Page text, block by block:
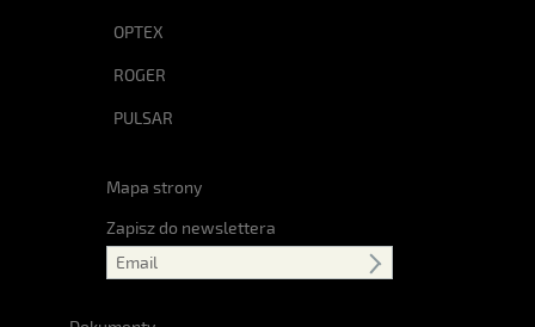
OPTEX
ROGER
PULSAR
Mapa strony
Zapisz do newslettera